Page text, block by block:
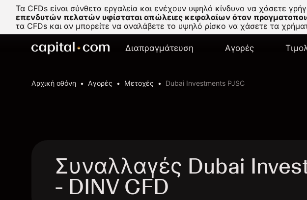
Τα CFDs είναι σύνθετα εργαλεία και ενέχουν υψηλό κίνδυνο να χάσετε
επενδυτών πελατών υφίσταται απώλειες κεφαλαίων όταν
τα CFDs και αν μπορείτε να αναλάβετε το υψηλό ρίσκο να χάσετε τα
Διαπραγμάτευση Αγορές
Αρχική οθόνη Αγορές Μετοχές Dubai Investments PJSC
Συναλλαγές Dubai
- DINV CFD